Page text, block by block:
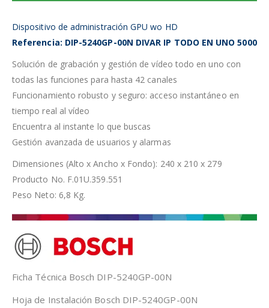
Dispositivo de administración GPU wo HD
Referencia: DIP-5240GP-00N DIVAR IP TODO EN UNO 5000
Solución de grabación y gestión de vídeo todo en uno con
todas las funciones para hasta 42 canales
Funcionamiento robusto y seguro: acceso instantáneo en
tiempo real al vídeo
Encuentra al instante lo que buscas
Gestión avanzada de usuarios y alarmas
Dimensiones (Alto x Ancho x Fondo): 240 x 210 x 279
Producto No. F.01U.359.551
Peso Neto: 6,8 Kg.
Ficha Técnica Bosch DIP-5240GP-00N
Hoja de Instalación Bosch DIP-5240GP-00N